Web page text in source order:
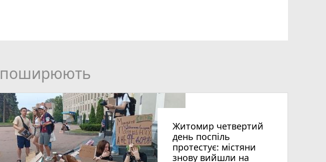
поширюють
Житомир четвертий
день поспіль
протестує: містяни
знову вийшли на